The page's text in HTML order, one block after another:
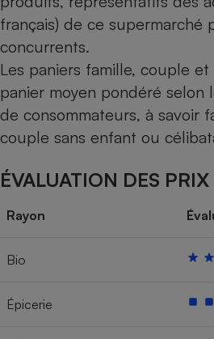
français) de ce supermarché
concurrents.
Les paniers famille, couple
panier moyen pondéré selon
de consommateurs, à savoir
couple sans enfant ou
ÉVALUATION DES
Rayon
Bio
Épicerie